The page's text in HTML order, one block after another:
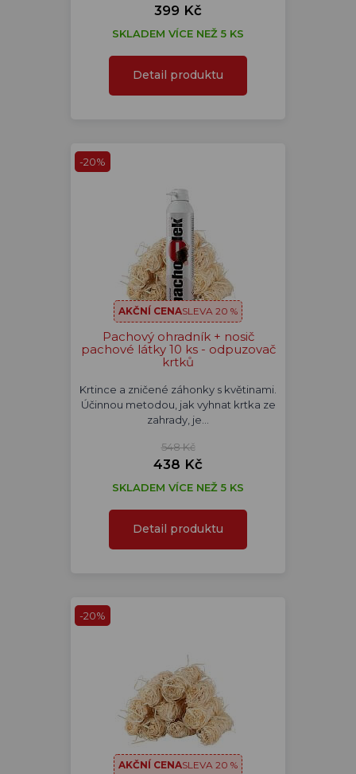
399 Kč
SKLADEM VÍCE NEŽ 5 KS
Detail produktu
-20%
AKČNÍ CENASLEVA 20 %
Pachový ohradník + nosič
pachové látky 10 ks - odpuzovač
krtků
Krtince a zničené záhonky s květinami.
Účinnou metodou, jak vyhnat krtka ze
zahrady, je…
548 Kč
438 Kč
SKLADEM VÍCE NEŽ 5 KS
Detail produktu
-20%
AKČNÍ CENASLEVA 20 %